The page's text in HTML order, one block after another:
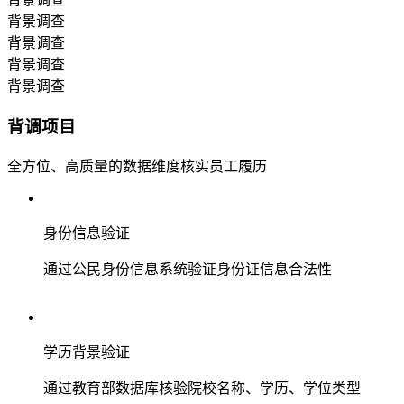
背景调查
背景调查
背景调查
背景调查
背调项目
全方位、高质量的数据维度核实员工履历
身份信息验证
通过公民身份信息系统验证身份证信息合法性
学历背景验证
通过教育部数据库核验院校名称、学历、学位类型